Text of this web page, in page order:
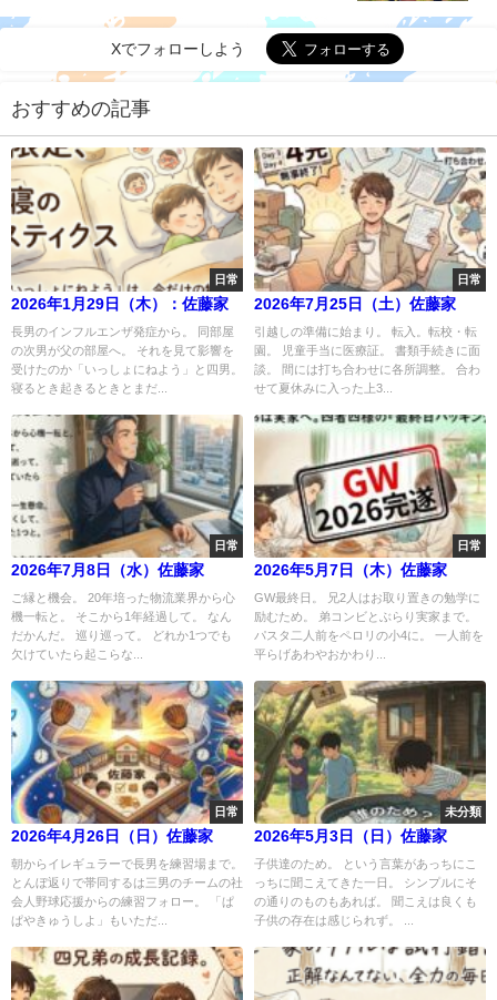
Xでフォローしよう
おすすめの記事
日常
2026年1月29日（木）：佐藤家
長男のインフルエンザ発症から。 同部屋
の次男が父の部屋へ。 それを見て影響を
受けたのか「いっしょにねよう」と四男。
寝るとき起きるときとまだ...
日常
2026年7月25日（土）佐藤家
引越しの準備に始まり。 転入。転校・転
園。 児童手当に医療証。 書類手続きに面
談。 間には打ち合わせに各所調整。 合わ
せて夏休みに入った上3...
日常
2026年7月8日（水）佐藤家
ご縁と機会。 20年培った物流業界から心
機一転と。 そこから1年経過して。 なん
だかんだ。 巡り巡って。 どれか1つでも
欠けていたら起こらな...
日常
2026年5月7日（木）佐藤家
GW最終日。 兄2人はお取り置きの勉学に
励むため。 弟コンビとぶらり実家まで。
パスタ二人前をペロリの小4に。 一人前を
平らげあわやおかわり...
日常
2026年4月26日（日）佐藤家
朝からイレギュラーで長男を練習場まで。
とんぼ返りで帯同するは三男のチームの社
会人野球応援からの練習フォロー。 「ぱ
ぱやきゅうしよ」もいただ...
未分類
2026年5月3日（日）佐藤家
子供達のため。 という言葉があっちにこ
っちに聞こえてきた一日。 シンプルにそ
の通りのものもあれば。 聞こえは良くも
子供の存在は感じられず。 ...